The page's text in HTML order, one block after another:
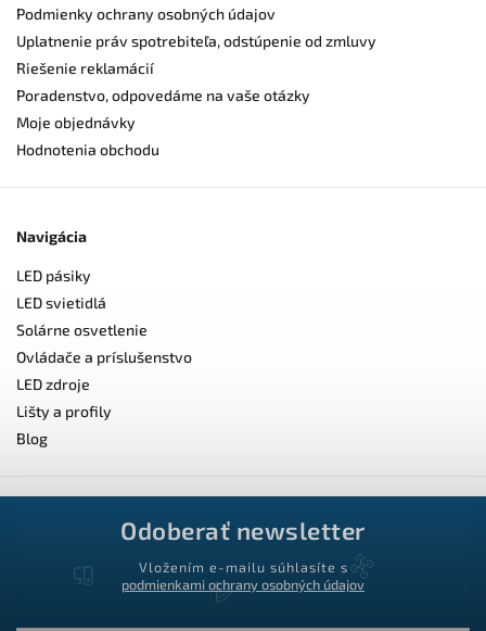
Podmienky ochrany osobných údajov
Uplatnenie práv spotrebiteľa, odstúpenie od zmluvy
Riešenie reklamácií
Poradenstvo, odpovedáme na vaše otázky
Moje objednávky
Hodnotenia obchodu
Navigácia
LED pásiky
LED svietidlá
Solárne osvetlenie
Ovládače a príslušenstvo
LED zdroje
Lišty a profily
Blog
Odoberať newsletter
Vložením e-mailu súhlasíte s
podmienkami ochrany osobných údajov